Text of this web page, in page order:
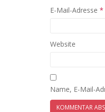
E-Mail-Adresse *
Website
Name, E-Mail-